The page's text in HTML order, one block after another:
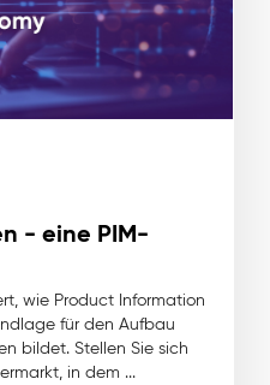
- eine PIM-
wie Product Information
für den Aufbau
bildet. Stellen Sie sich
in dem ...